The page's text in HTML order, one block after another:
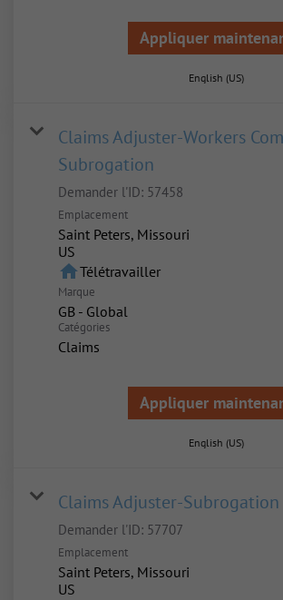
Appliquer
English (US)
Claims Adjuster-Workers
Subrogation
Demander l'ID: 57458
Emplacement
Saint Peters, Missouri
homeTélétravailler
Marque
GB - Global
Catégories
Claims
Appliquer
English (US)
Claims Adjuster-Subrogation
Demander l'ID: 57707
Emplacement
Saint Peters, Missouri